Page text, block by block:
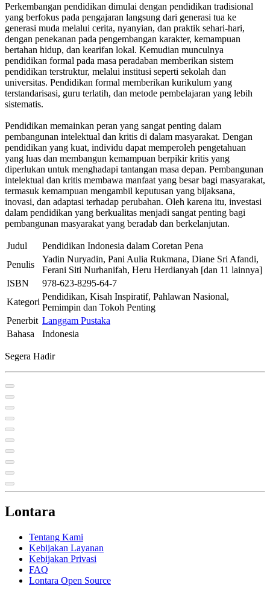
Perkembangan pendidikan dimulai dengan pendidikan tradisional
yang berfokus pada pengajaran langsung dari generasi tua ke
generasi muda melalui cerita, nyanyian, dan praktik sehari-hari,
dengan penekanan pada pengembangan karakter, kemampuan
bertahan hidup, dan kearifan lokal. Kemudian munculnya
pendidikan formal pada masa peradaban memberikan sistem
pendidikan terstruktur, melalui institusi seperti sekolah dan
universitas. Pendidikan formal memberikan kurikulum yang
terstandarisasi, guru terlatih, dan metode pembelajaran yang lebih
sistematis.
Pendidikan memainkan peran yang sangat penting dalam
pembangunan intelektual dan kritis di dalam masyarakat. Dengan
pendidikan yang kuat, individu dapat memperoleh pengetahuan
yang luas dan membangun kemampuan berpikir kritis yang
diperlukan untuk menghadapi tantangan masa depan. Pembangunan
intelektual dan kritis membawa manfaat yang besar bagi masyarakat,
termasuk kemampuan mengambil keputusan yang bijaksana,
inovasi, dan adaptasi terhadap perubahan. Oleh karena itu, investasi
dalam pendidikan yang berkualitas menjadi sangat penting bagi
pembangunan masyarakat yang beradab dan berkelanjutan.
Judul
Pendidikan Indonesia dalam Coretan Pena
Penulis
Yadin Nuryadin, Pani Aulia Rukmana, Diane Sri Afandi,
Ferani Siti Nurhanifah, Heru Herdianyah [dan 11 lainnya]
ISBN
978-623-8295-64-7
Kategori
Pendidikan, Kisah Inspiratif, Pahlawan Nasional,
Pemimpin dan Tokoh Penting
Penerbit Langgam Pustaka
Bahasa
Indonesia
Segera Hadir
Lontara
Tentang Kami
Kebijakan Layanan
Kebijakan Privasi
FAQ
Lontara Open Source